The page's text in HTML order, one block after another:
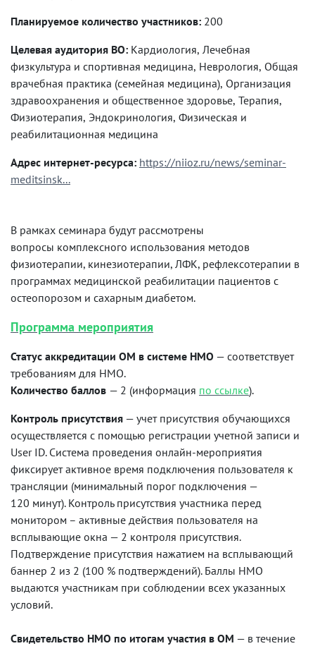
Планируемое количество участников: 200
Целевая аудитория ВО:
физкультура и спортивная медицина, Неврология, Общая
врачебная практика (семейная медицина), Организация
здравоохранения и общественное здоровье, Терапия,
Физиотерапия, Эндокринология, Физическая и
реабилитационная медицина
Адрес интернет-ресурса: https://niioz.ru/news/seminar-
meditsinsk...
В рамках семинара будут рассмотрены
вопросы комплексного использования методов
физиотерапии, кинезиотерапии, ЛФК, рефлексотерапии в
программах медицинской реабилитации пациентов с
остеопорозом и сахарным диабетом.
Программа мероприятия
Статус аккредитации ОМ в системе НМО — соответствует
требованиям для НМО.
Количество баллов — 2 (информация по ссылке).
Контроль присутствия — учет присутствия обучающихся
осуществляется с помощью регистрации учетной записи и
User ID. Система проведения онлайн-мероприятия
фиксирует активное время подключения пользователя к
трансляции (минимальный порог подключения —
120 минут). Контроль присутствия участника перед
монитором – активные действия пользователя на
всплывающие окна — 2 контроля присутствия.
Подтверждение присутствия нажатием на всплывающий
баннер 2 из 2 (100 % подтверждений). Баллы НМО
выдаются участникам при соблюдении всех указанных
условий.
Свидетельство НМО по итогам участия в ОМ — в течение